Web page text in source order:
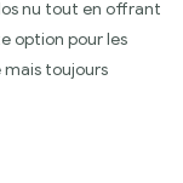
nu tout en offrant
option pour les
toujours